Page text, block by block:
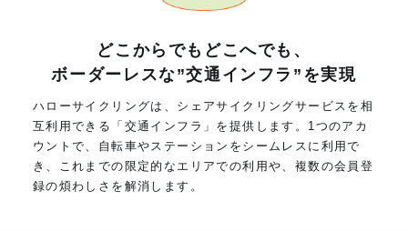
どこからでもどこへでも、
ボーダーレスな”交通インフラ”を実現
ハローサイクリングは、シェアサイクリングサービスを相
互利用できる「交通インフラ」を提供します。1つのアカ
ウントで、自転車やステーションをシームレスに利用で
き、これまでの限定的なエリアでの利用や、複数の会員登
録の煩わしさを解消します。